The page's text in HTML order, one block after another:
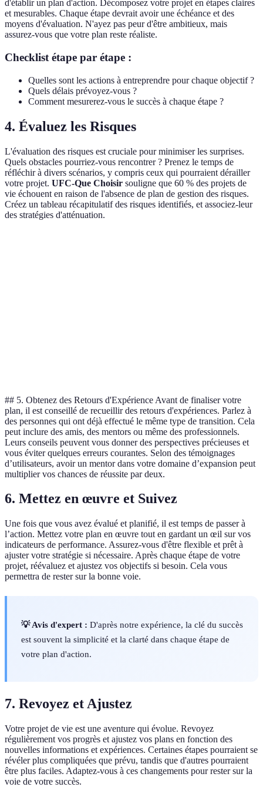
d'établir un plan d'action. Décomposez votre projet en étapes claires
et mesurables. Chaque étape devrait avoir une échéance et des
moyens d'évaluation. N'ayez pas peur d'être ambitieux, mais
assurez-vous que votre plan reste réaliste.
Checklist étape par étape :
Quelles sont les actions à entreprendre pour chaque objectif ?
Quels délais prévoyez-vous ?
Comment mesurerez-vous le succès à chaque étape ?
4. Évaluez les Risques
L'évaluation des risques est cruciale pour minimiser les surprises.
Quels obstacles pourriez-vous rencontrer ? Prenez le temps de
réfléchir à divers scénarios, y compris ceux qui pourraient dérailler
votre projet. UFC-Que Choisir souligne que 60 % des projets de
vie échouent en raison de l'absence de plan de gestion des risques.
Créez un tableau récapitulatif des risques identifiés, et associez-leur
des stratégies d'atténuation.
## 5. Obtenez des Retours d'Expérience Avant de finaliser votre
plan, il est conseillé de recueillir des retours d'expériences. Parlez à
des personnes qui ont déjà effectué le même type de transition. Cela
peut inclure des amis, des mentors ou même des professionnels.
Leurs conseils peuvent vous donner des perspectives précieuses et
vous éviter quelques erreurs courantes. Selon des témoignages
d’utilisateurs, avoir un mentor dans votre domaine d’expansion peut
multiplier vos chances de réussite par deux.
6. Mettez en œuvre et Suivez
Une fois que vous avez évalué et planifié, il est temps de passer à
l’action. Mettez votre plan en œuvre tout en gardant un œil sur vos
indicateurs de performance. Assurez-vous d'être flexible et prêt à
ajuster votre stratégie si nécessaire. Après chaque étape de votre
projet, réévaluez et ajustez vos objectifs si besoin. Cela vous
permettra de rester sur la bonne voie.
💡 Avis d'expert : D'après notre expérience, la clé du succès
est souvent la simplicité et la clarté dans chaque étape de
votre plan d'action.
7. Revoyez et Ajustez
Votre projet de vie est une aventure qui évolue. Revoyez
régulièrement vos progrès et ajustez vos plans en fonction des
nouvelles informations et expériences. Certaines étapes pourraient se
révéler plus compliquées que prévu, tandis que d'autres pourraient
être plus faciles. Adaptez-vous à ces changements pour rester sur la
voie de votre succès.